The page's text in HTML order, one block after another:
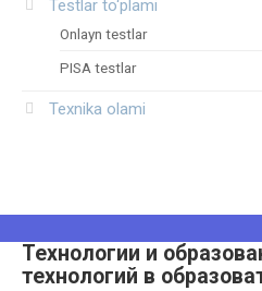
Testlar to‘plami
Onlayn testlar
PISA testlar
Texnika olami
Технологии и
технологий в